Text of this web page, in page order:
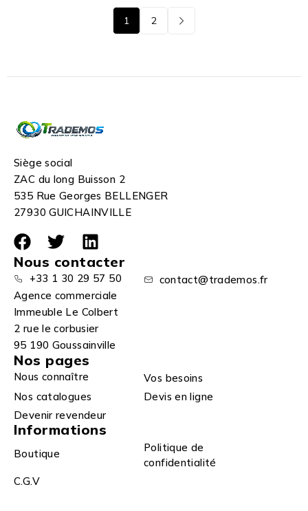
1 2
Siège social
ZAC du long Buisson 2
535 Rue Georges BELLENGER
27930 GUICHAINVILLE
Nous contacter
+33 1 30 29 57 50
contact@trademos.fr
Agence commerciale
Immeuble Le Colbert
2 rue le corbusier
95 190 Goussainville
Nos pages
Nous connaître
Vos besoins
Nos catalogues
Devis en ligne
Devenir revendeur
Informations
Boutique
Politique de
confidentialité
C.G.V